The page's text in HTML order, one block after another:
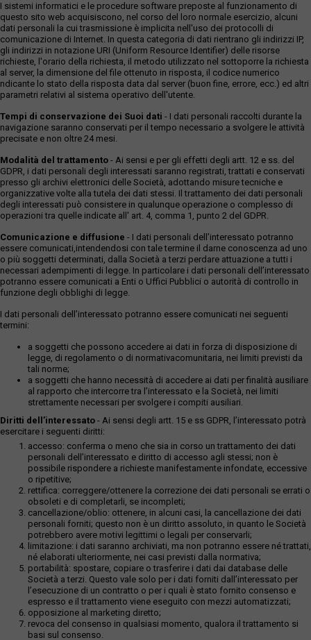
I sistemi informatici e le procedure software preposte al funzionamento di
questo sito web acquisiscono, nel corso del loro normale esercizio, alcuni
dati personali la cui trasmissione è implicita nell'uso dei protocolli di
comunicazione di Internet. In questa categoria di dati rientrano gli indirizzi IP,
gli indirizzi in notazione URI (Uniform Resource Identifier) delle risorse
richieste, l'orario della richiesta, il metodo utilizzato nel sottoporre la richiesta
al server, la dimensione del file ottenuto in risposta, il codice numerico
ndicante lo stato della risposta data dal server (buon fine, errore, ecc.) ed altri
parametri relativi al sistema operativo dell'utente.
Tempi di conservazione dei Suoi dati - I dati personali raccolti durante la
navigazione saranno conservati per il tempo necessario a svolgere le attività
precisate e non oltre 24 mesi.
Modalità del trattamento - Ai sensi e per gli effetti degli artt. 12 e ss. del
GDPR, i dati personali degli interessati saranno registrati, trattati e conservati
presso gli archivi elettronici delle Società, adottando misure tecniche e
organizzative volte alla tutela dei dati stessi. Il trattamento dei dati personali
degli interessati può consistere in qualunque operazione o complesso di
operazioni tra quelle indicate all' art. 4, comma 1, punto 2 del GDPR.
Comunicazione e diffusione - I dati personali dell’interessato potranno
essere comunicati,intendendosi con tale termine il darne conoscenza ad uno
o più soggetti determinati, dalla Società a terzi perdare attuazione a tutti i
necessari adempimenti di legge. In particolare i dati personali dell’interessato
potranno essere comunicati a Enti o Uffici Pubblici o autorità di controllo in
funzione degli obblighi di legge.
I dati personali dell’interessato potranno essere comunicati nei seguenti
termini:
a soggetti che possono accedere ai dati in forza di disposizione di
legge, di regolamento o di normativacomunitaria, nei limiti previsti da
tali norme;
a soggetti che hanno necessità di accedere ai dati per finalità ausiliare
al rapporto che intercorre tra l’interessato e la Società, nei limiti
strettamente necessari per svolgere i compiti ausiliari.
Diritti dell’interessato - Ai sensi degli artt. 15 e ss GDPR, l’interessato potrà
esercitare i seguenti diritti:
accesso: conferma o meno che sia in corso un trattamento dei dati
personali dell’interessato e diritto di accesso agli stessi; non è
possibile rispondere a richieste manifestamente infondate, eccessive
o ripetitive;
rettifica: correggere/ottenere la correzione dei dati personali se errati o
obsoleti e di completarli, se incompleti;
cancellazione/oblio: ottenere, in alcuni casi, la cancellazione dei dati
personali forniti; questo non è un diritto assoluto, in quanto le Società
potrebbero avere motivi legittimi o legali per conservarli;
limitazione: i dati saranno archiviati, ma non potranno essere né trattati,
né elaborati ulteriormente, nei casi previsti dalla normativa;
portabilità: spostare, copiare o trasferire i dati dai database delle
Società a terzi. Questo vale solo per i dati forniti dall’interessato per
l’esecuzione di un contratto o per i quali è stato fornito consenso e
espresso e il trattamento viene eseguito con mezzi automatizzati;
opposizione al marketing diretto;
revoca del consenso in qualsiasi momento, qualora il trattamento si
basi sul consenso.